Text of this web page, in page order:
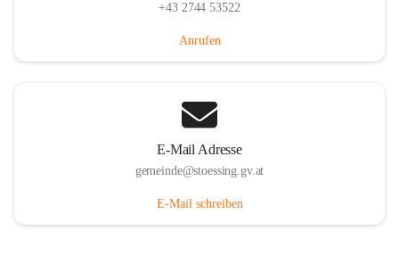
+43 2744 53522
Anrufen
E-Mail Adresse
gemeinde@stoessing.gv.at
E-Mail schreiben